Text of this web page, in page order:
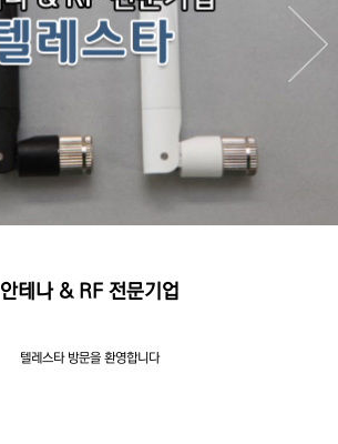
안테나 & RF 전문기업
텔레스타 방문을 환영합니다